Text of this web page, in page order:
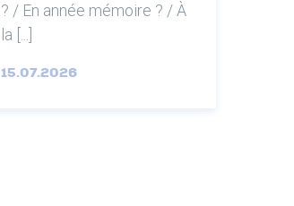
? / En année mémoire ? / À
la [...]
15.07.2026